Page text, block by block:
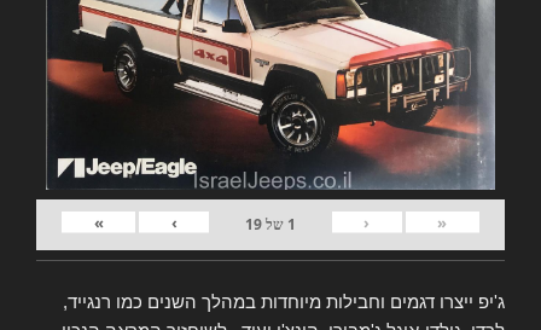
«
‹
1 של19
›
»
ג'יפ ייצרו דגמים וחבילות מיוחדות במהלך השנים כמו רנגייד,